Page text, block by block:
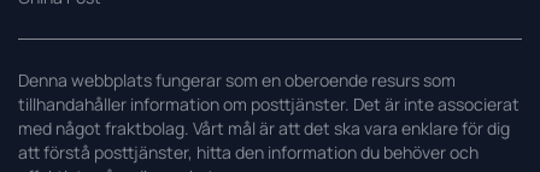
Denna webbplats fungerar som en oberoende resurs som
tillhandahåller information om posttjänster. Det är inte associerat
med något fraktbolag. Vårt mål är att det ska vara enklare för dig
att förstå posttjänster, hitta den information du behöver och